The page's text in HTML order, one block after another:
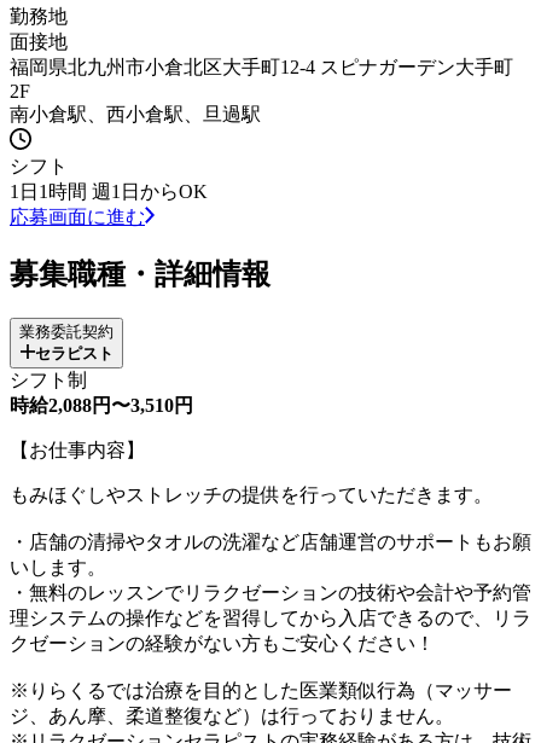
勤務地
面接地
福岡県北九州市小倉北区大手町12-4 スピナガーデン大手町
2F
南小倉駅、西小倉駅、旦過駅
シフト
1日1時間 週1日からOK
応募画面に進む
募集職種・詳細情報
業務委託契約
セラピスト
シフト制
時給2,088円〜3,510円
【お仕事内容】
もみほぐしやストレッチの提供を行っていただきます。
・店舗の清掃やタオルの洗濯など店舗運営のサポートもお願
いします。
・無料のレッスンでリラクゼーションの技術や会計や予約管
理システムの操作などを習得してから入店できるので、リラ
クゼーションの経験がない方もご安心ください！
※りらくるでは治療を目的とした医業類似行為（マッサー
ジ、あん摩、柔道整復など）は行っておりません。